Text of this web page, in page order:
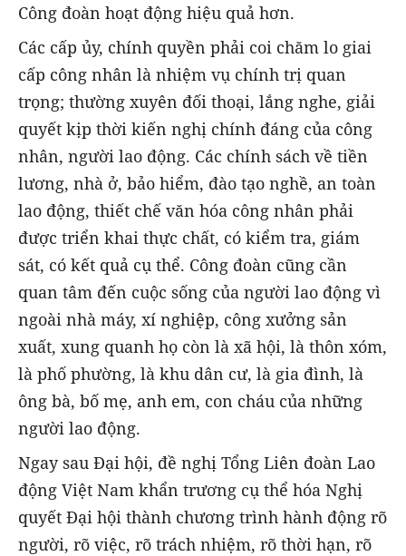
Công đoàn hoạt động hiệu quả hơn.
Các cấp ủy, chính quyền phải coi chăm lo giai
cấp công nhân là nhiệm vụ chính trị quan
trọng; thường xuyên đối thoại, lắng nghe, giải
quyết kịp thời kiến nghị chính đáng của công
nhân, người lao động. Các chính sách về tiền
lương, nhà ở, bảo hiểm, đào tạo nghề, an toàn
lao động, thiết chế văn hóa công nhân phải
được triển khai thực chất, có kiểm tra, giám
sát, có kết quả cụ thể. Công đoàn cũng cần
quan tâm đến cuộc sống của người lao động vì
ngoài nhà máy, xí nghiệp, công xưởng sản
xuất, xung quanh họ còn là xã hội, là thôn xóm,
là phố phường, là khu dân cư, là gia đình, là
ông bà, bố mẹ, anh em, con cháu của những
người lao động.
Ngay sau Đại hội, đề nghị Tổng Liên đoàn Lao
động Việt Nam khẩn trương cụ thể hóa Nghị
quyết Đại hội thành chương trình hành động rõ
người, rõ việc, rõ trách nhiệm, rõ thời hạn, rõ